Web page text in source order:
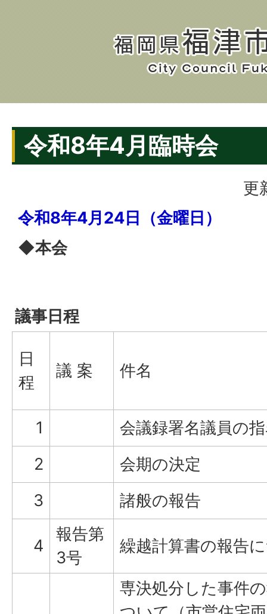
令和8年4月臨時会
更
令和8年4月24日（金曜日）
◆本会
議事日程
日
程
議 案 件名
1
会議録署名議員の
2
会期の決定
3
諸般の報告
4
報告第
3号
繰越計算書の報告
専決処分した事件